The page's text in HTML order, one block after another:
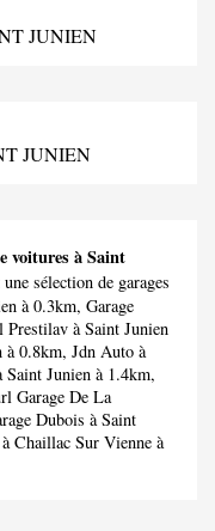
JUNIEN
JUNIEN
voitures à Saint
sélection de garages
à 0.3km, Garage
Prestilav à Saint Junien
à 0.8km, Jdn Auto à
Saint Junien à 1.4km,
Garage De La
Dubois à Saint
à Chaillac Sur Vienne à